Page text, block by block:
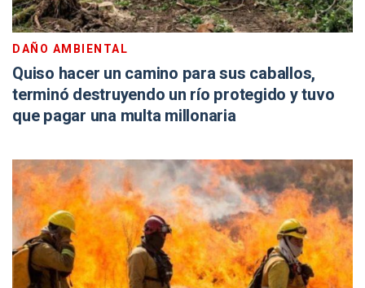
DAÑO AMBIENTAL
Quiso hacer un camino para sus caballos,
terminó destruyendo un río protegido y tuvo
que pagar una multa millonaria